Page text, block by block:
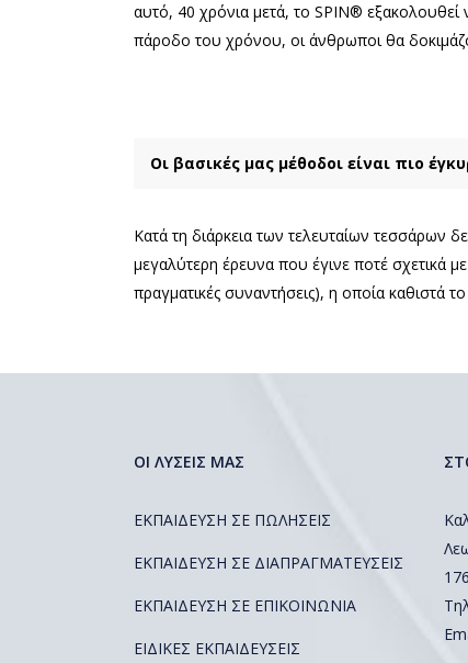
αυτό, 40 χρόνια μετά, το SPIN® εξακολουθεί
πάροδο του χρόνου, οι άνθρωποι θα
Οι βασικές μας μέθοδοι είναι πιο
Κατά τη διάρκεια των τελευταίων τεσσάρων
μεγαλύτερη έρευνα που έγινε ποτέ σχετικά
πραγματικές συναντήσεις), η οποία καθιστά
ΟΙ ΛΥΣΕΙΣ ΜΑΣ
ΕΚΠΑΙΔΕΥΣΗ ΣΕ ΠΩΛΗΣΕΙΣ
ΕΚΠΑΙΔΕΥΣΗ ΣΕ ΔΙΑΠΡΑΓΜΑΤΕΥΣΕΙΣ
ΕΚΠΑΙΔΕΥΣΗ ΣΕ ΕΠΙΚΟΙΝΩΝΙΑ
ΕΙΔΙΚΕΣ ΕΚΠΑΙΔΕΥΣΕΙΣ